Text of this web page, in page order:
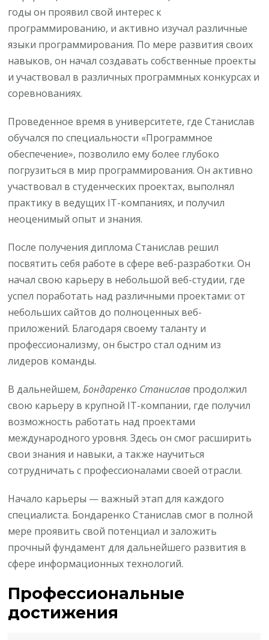
годы он проявил свой интерес к
программированию, и активно изучал различные
языки программирования. По мере развития своих
навыков, он начал создавать собственные проекты
и участвовал в различных программных конкурсах и
соревнованиях.
Проведенное время в университете, где Станислав
обучался по специальности «Программное
обеспечение», позволило ему более глубоко
погрузиться в мир программирования. Он активно
участвовал в студенческих проектах, выполнял
практику в ведущих IT-компаниях, и получил
неоценимый опыт и знания.
После получения диплома Станислав решил
посвятить себя работе в сфере веб-разработки. Он
начал свою карьеру в небольшой веб-студии, где
успел поработать над различными проектами: от
небольших сайтов до полноценных веб-
приложений. Благодаря своему таланту и
профессионализму, он быстро стал одним из
лидеров команды.
В дальнейшем,Бондаренко Станислав продолжил
свою карьеру в крупной IT-компании, где получил
возможность работать над проектами
международного уровня. Здесь он смог расширить
свои знания и навыки, а также научиться
сотрудничать с профессионалами своей отрасли.
Начало карьеры — важный этап для каждого
специалиста. Бондаренко Станислав смог в полной
мере проявить свой потенциал и заложить
прочный фундамент для дальнейшего развития в
сфере информационных технологий.
Профессиональные
достижения